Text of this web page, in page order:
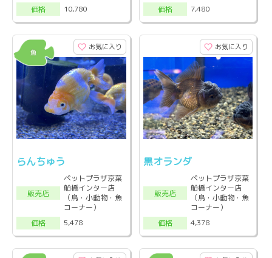
価格
10,780
価格
7,480
お気に入り
らんちゅう
販売店
ペットプラザ京葉
船橋インター店
（鳥・小動物・魚
コーナー）
価格
5,478
お気に入り
黒オランダ
販売店
ペットプラザ京葉
船橋インター店
（鳥・小動物・魚
コーナー）
価格
4,378